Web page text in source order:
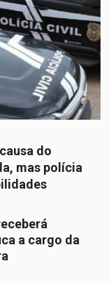
do
mas polícia
a cargo da